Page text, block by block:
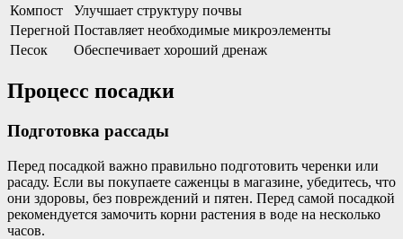
Компост
Улучшает структуру почвы
Перегной Поставляет необходимые микроэлементы
Песок
Обеспечивает хороший дренаж
Процесс посадки
Подготовка рассады
Перед посадкой важно правильно подготовить черенки или
расаду. Если вы покупаете саженцы в магазине, убедитесь, что
они здоровы, без повреждений и пятен. Перед самой посадкой
рекомендуется замочить корни растения в воде на несколько
часов.